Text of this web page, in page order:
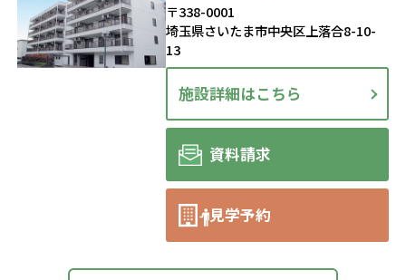
〒338-0001
埼玉県さいたま市中央区上落合8-10-
13
施設詳細はこちら
資料請求
見学予約